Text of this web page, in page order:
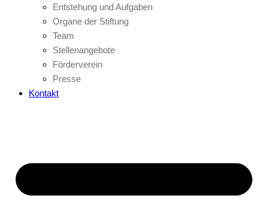
Entstehung und Aufgaben
Organe der Stiftung
Team
Stellenangebote
Förderverein
Presse
Kontakt